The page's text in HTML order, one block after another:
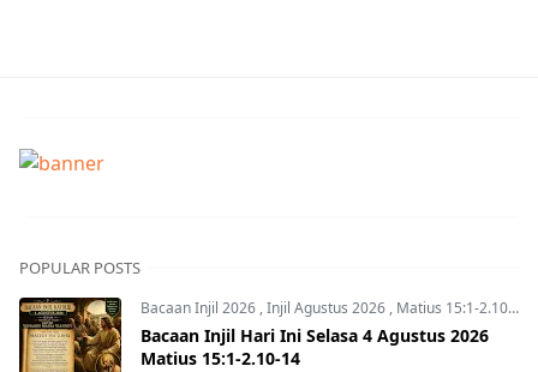
POPULAR POSTS
Bacaan Injil 2026 ,Injil Agustus 2026 , Matius 15:1-2.10-14
Bacaan Injil Hari Ini Selasa 4 Agustus 2026
Matius 15:1-2.10-14